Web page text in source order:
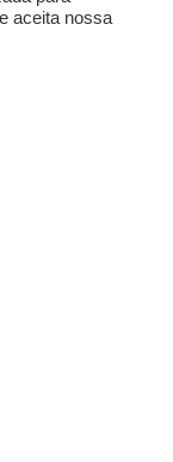
aceita nossa